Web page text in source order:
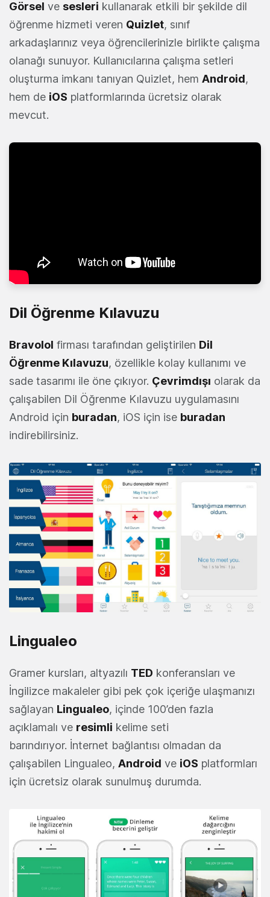
Görsel ve sesleri kullanarak etkili bir şekilde dil
öğrenme hizmeti veren Quizlet, sınıf
arkadaşlarınız veya öğrencilerinizle birlikte çalışma
olanağı sunuyor. Kullanıcılarına çalışma setleri
oluşturma imkanı tanıyan Quizlet, hem Android,
hem de iOS platformlarında ücretsiz olarak
mevcut.
Dil Öğrenme Kılavuzu
Bravolol firması tarafından geliştirilen Dil
Öğrenme Kılavuzu, özellikle kolay kullanımı ve
sade tasarımı ile öne çıkıyor. Çevrimdışı olarak da
çalışabilen Dil Öğrenme Kılavuzu uygulamasını
Android için buradan, iOS için ise buradan
indirebilirsiniz.
Lingualeo
Gramer kursları, altyazılı TED konferansları ve
İngilizce makaleler gibi pek çok içeriğe ulaşmanızı
sağlayan Lingualeo, içinde 100’den fazla
açıklamalı ve resimli kelime seti
barındırıyor. İnternet bağlantısı olmadan da
çalışabilen Lingualeo, Android ve iOS platformları
için ücretsiz olarak sunulmuş durumda.